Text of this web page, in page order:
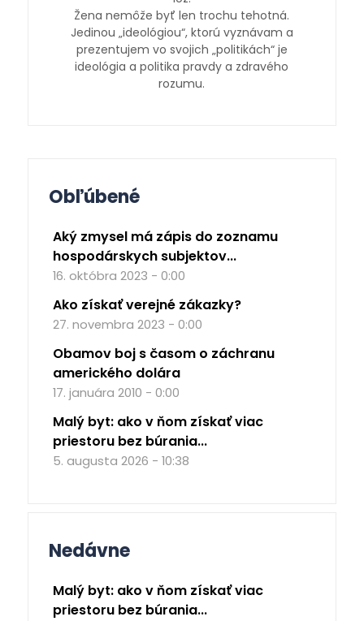
Žena nemôže byť len trochu tehotná.
Jedinou „ideológiou“, ktorú vyznávam a
prezentujem vo svojich „politikách“ je
ideológia a politika pravdy a zdravého
rozumu.
Obľúbené
Aký zmysel má zápis do zoznamu
hospodárskych subjektov...
16. októbra 2023 - 0:00
Ako získať verejné zákazky?
27. novembra 2023 - 0:00
Obamov boj s časom o záchranu
amerického dolára
17. januára 2010 - 0:00
Malý byt: ako v ňom získať viac
priestoru bez búrania...
5. augusta 2026 - 10:38
Nedávne
Malý byt: ako v ňom získať viac
priestoru bez búrania...